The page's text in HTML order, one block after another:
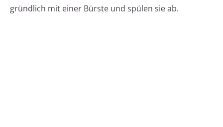
gründlich mit einer Bürste und spülen sie ab.